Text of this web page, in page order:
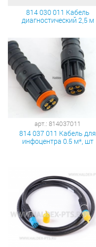
814 030 011 Кабель
диагностический 2,5 м
арт.: 814037011
814 037 011 Кабель для
инфоцентра 0.5 м*, шт